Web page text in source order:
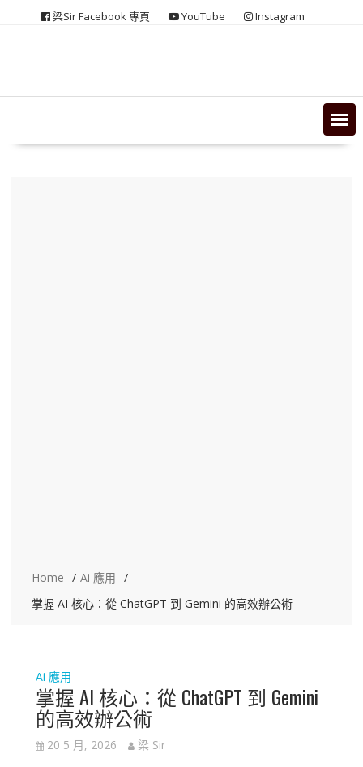
梁Sir Facebook 專頁 YouTube Instagram
Home
Ai 應用
掌握 AI 核心：從 ChatGPT 到 Gemini 的高效辦公術
Ai 應用
掌握 AI 核心：從 ChatGPT 到 Gemini
的高效辦公術
20 5 月, 2026 梁 Sir